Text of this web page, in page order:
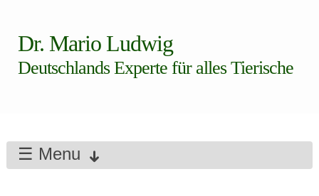
Dr. Mario Ludwig
Deutschlands Experte für alles Tierische
☰ Menu